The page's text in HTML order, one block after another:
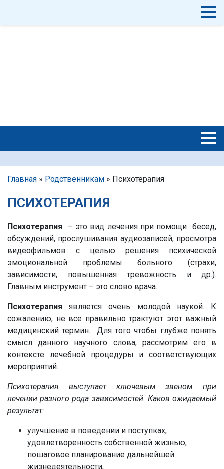
Главная » Родственникам » Психотерапия
ПСИХОТЕРАПИЯ
Психотерапия – это вид лечения при помощи бесед,
обсуждений, прослушивания аудиозаписей, просмотра
видеофильмов с целью решения психической
эмоциональной проблемы больного (страхи,
зависимости, повышенная тревожность и др.).
Главным инструмент – это слово врача.
Психотерапия является очень молодой наукой. К
сожалению, не все правильно трактуют этот важный
медицинский термин. Для того чтобы глубже понять
смысл данного научного слова, рассмотрим его в
контексте лечебной процедуры и соответствующих
мероприятий.
Психотерапия выступает ключевым звеном при
лечении разного рода зависимостей. Каков ожидаемый
результат:
улучшение в поведении и поступках,
удовлетворенность собственной жизнью,
пошаговое планирование дальнейшей
жизнедеятельности;